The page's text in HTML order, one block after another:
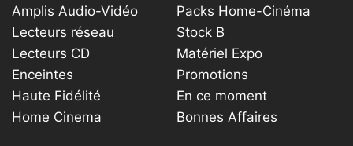
Amplis Audio-Vidéo
Lecteurs réseau
Lecteurs CD
Enceintes
Haute Fidélité
Home Cinema
Packs Home-Cinéma
Stock B
Matériel Expo
Promotions
En ce moment
Bonnes Affaires